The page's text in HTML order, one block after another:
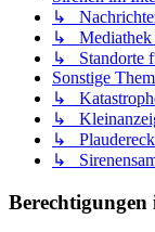
↳
↳ Mediathek
↳ Standorte
Sonstige
↳
↳
↳
↳
Berechtigungen